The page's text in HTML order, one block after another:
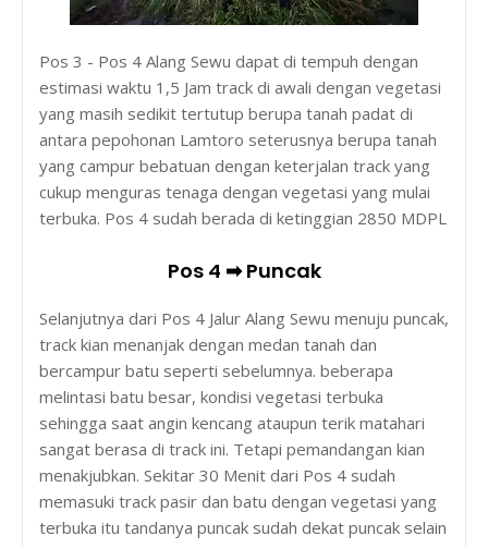
Pos 3 - Pos 4 Alang Sewu dapat di tempuh dengan
estimasi waktu 1,5 Jam track di awali dengan vegetasi
yang masih sedikit tertutup berupa tanah padat di
antara pepohonan Lamtoro seterusnya berupa tanah
yang campur bebatuan dengan keterjalan track yang
cukup menguras tenaga dengan vegetasi yang mulai
terbuka. Pos 4 sudah berada di ketinggian 2850 MDPL
Pos 4 ➡ Puncak
Selanjutnya dari Pos 4 Jalur Alang Sewu menuju puncak,
track kian menanjak dengan medan tanah dan
bercampur batu seperti sebelumnya. beberapa
melintasi batu besar, kondisi vegetasi terbuka
sehingga saat angin kencang ataupun terik matahari
sangat berasa di track ini. Tetapi pemandangan kian
menakjubkan. Sekitar 30 Menit dari Pos 4 sudah
memasuki track pasir dan batu dengan vegetasi yang
terbuka itu tandanya puncak sudah dekat puncak selain